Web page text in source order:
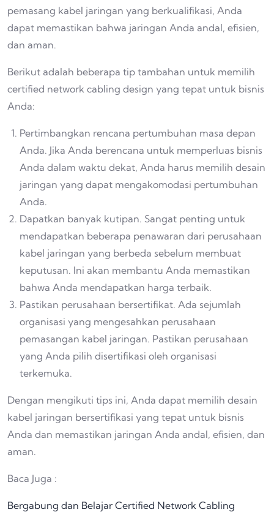
pemasang kabel jaringan yang berkualifikasi, Anda
dapat memastikan bahwa jaringan Anda andal, efisien,
dan aman.
Berikut adalah beberapa tip tambahan untuk memilih
certified network cabling design yang tepat untuk bisnis
Anda:
Pertimbangkan rencana pertumbuhan masa depan
Anda. Jika Anda berencana untuk memperluas bisnis
Anda dalam waktu dekat, Anda harus memilih desain
jaringan yang dapat mengakomodasi pertumbuhan
Anda.
Dapatkan banyak kutipan. Sangat penting untuk
mendapatkan beberapa penawaran dari perusahaan
kabel jaringan yang berbeda sebelum membuat
keputusan. Ini akan membantu Anda memastikan
bahwa Anda mendapatkan harga terbaik.
Pastikan perusahaan bersertifikat. Ada sejumlah
organisasi yang mengesahkan perusahaan
pemasangan kabel jaringan. Pastikan perusahaan
yang Anda pilih disertifikasi oleh organisasi
terkemuka.
Dengan mengikuti tips ini, Anda dapat memilih desain
kabel jaringan bersertifikasi yang tepat untuk bisnis
Anda dan memastikan jaringan Anda andal, efisien, dan
aman.
Baca Juga :
Bergabung dan Belajar Certified Network Cabling